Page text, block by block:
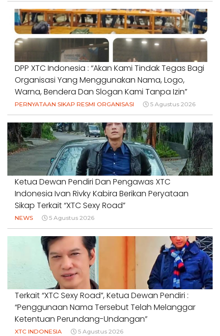
DPP XTC Indonesia : “Akan Kami Tindak Tegas Bagi
Organisasi Yang Menggunakan Nama, Logo,
Warna, Bendera Dan Slogan Kami Tanpa Izin”
PERNYATAAN SIKAP RESMI ORGANISASI 5 Agustus 2026
Ketua Dewan Pendiri Dan Pengawas XTC
Indonesia Ivan Rivky Kabira Berikan Peryataan
Sikap Terkait “XTC Sexy Road”
NEWS 5 Agustus 2026
Terkait “XTC Sexy Road”, Ketua Dewan Pendiri :
“Penggunaan Nama Tersebut Telah Melanggar
Ketentuan Perundang-Undangan”
XTC INDONESIA 5 Agustus 2026